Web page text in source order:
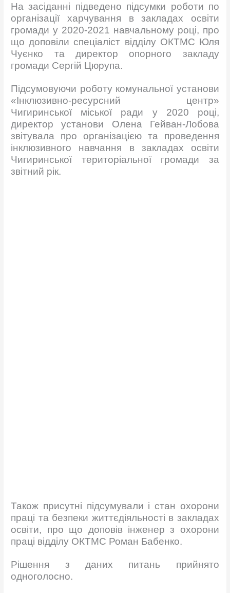
На засіданні підведено підсумки роботи по
організації харчування в закладах освіти
громади у 2020-2021 навчальному році, про
що доповіли спеціаліст відділу ОКТМС Юля
Чуєнко та директор опорного закладу
громади Сергій Цюрупа.
Підсумовуючи роботу комунальної установи
«Інклюзивно-ресурсний центр»
Чигиринської міської ради у 2020 році,
директор установи Олена Гейван-Лобова
звітувала про організацією та проведення
інклюзивного навчання в закладах освіти
Чигиринської територіальної громади за
звітний рік.
Також присутні підсумували і стан охорони
праці та безпеки життєдіяльності в закладах
освіти, про що доповів інженер з охорони
праці відділу ОКТМС Роман Бабенко.
Рішення з даних питань прийнято
одноголосно.